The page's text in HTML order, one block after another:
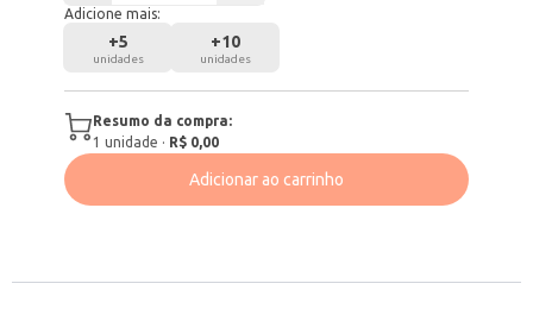
Adicione mais:
+5
unidades
+10
unidades
Resumo da compra:
1 unidade · R$ 0,00
Adicionar ao carrinho